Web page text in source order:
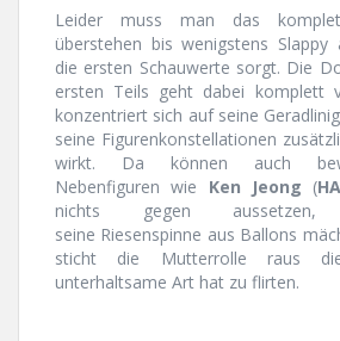
Leider muss man das
überstehen bis wenigstens
die ersten Schauwerte sorgt. Die
ersten Teils geht dabei komplett
konzentriert sich auf seine
seine Figurenkonstellationen
wirkt. Da können auch
Nebenfiguren wie Ken Jeong (
nichts gegen
seine Riesenspinne aus Ballons
sticht die Mutterrolle raus
unterhaltsame Art hat zu flirten.